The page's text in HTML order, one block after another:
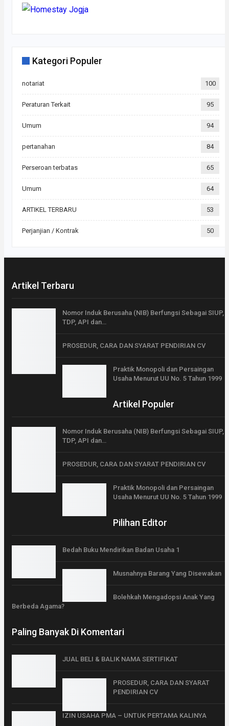
Kategori Populer
notariat 100
Peraturan Terkait 95
Umum 94
pertanahan 84
Perseroan terbatas 65
Umum 64
ARTIKEL TERBARU 53
Perjanjian / Kontrak 50
Artikel Terbaru
Nomor Induk Berusaha (NIB) Berfungsi Sebagai SIUP,
TDP, API dan…
PROSEDUR, CARA DAN SYARAT PENDIRIAN CV
Praktik Monopoli dan Persaingan
Usaha Menurut UU No. 5 Tahun 1999
Artikel Populer
Nomor Induk Berusaha (NIB) Berfungsi Sebagai SIUP,
TDP, API dan…
PROSEDUR, CARA DAN SYARAT PENDIRIAN CV
Praktik Monopoli dan Persaingan
Usaha Menurut UU No. 5 Tahun 1999
Pilihan Editor
Bedah Buku Mendirikan Badan Usaha 1
Musnahnya Barang Yang Disewakan
Bolehkah Mengadopsi Anak Yang
Berbeda Agama?
Paling Banyak Di Komentari
JUAL BELI & BALIK NAMA SERTIFIKAT
PROSEDUR, CARA DAN SYARAT
PENDIRIAN CV
IZIN USAHA PMA – UNTUK PERTAMA KALINYA